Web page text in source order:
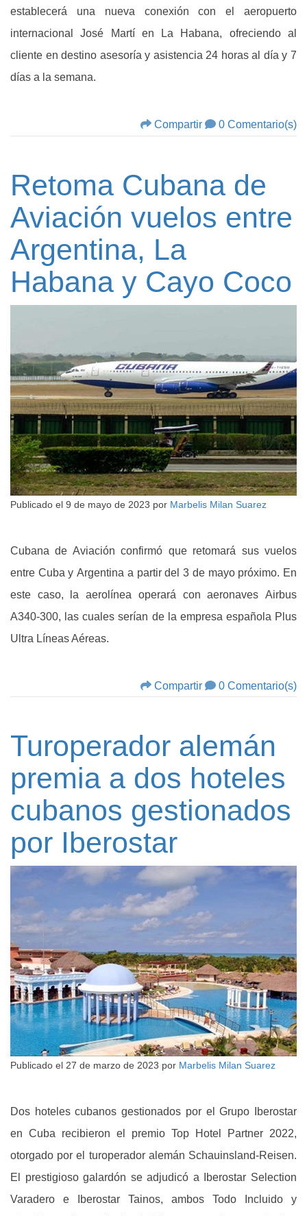
establecerá una nueva conexión con el aeropuerto
internacional José Martí en La Habana, ofreciendo al
cliente en destino asesoría y asistencia 24 horas al día y 7
días a la semana.
Compartir 0 Comentario(s)
Retoma Cubana de
Aviación vuelos entre
Argentina, La
Habana y Cayo Coco
Publicado el 9 de mayo de 2023 por Marbelis Milan Suarez
Cubana de Aviación confirmó que retomará sus vuelos
entre Cuba y Argentina a partir del 3 de mayo próximo. En
este caso, la aerolínea operará con aeronaves Airbus
A340-300, las cuales serían de la empresa española Plus
Ultra Líneas Aéreas.
Compartir 0 Comentario(s)
Turoperador alemán
premia a dos hoteles
cubanos gestionados
por Iberostar
Publicado el 27 de marzo de 2023 por Marbelis Milan Suarez
Dos hoteles cubanos gestionados por el Grupo Iberostar
en Cuba recibieron el premio Top Hotel Partner 2022,
otorgado por el turoperador alemán Schauinsland-Reisen.
El prestigioso galardón se adjudicó a Iberostar Selection
Varadero e Iberostar Tainos, ambos Todo Incluido y